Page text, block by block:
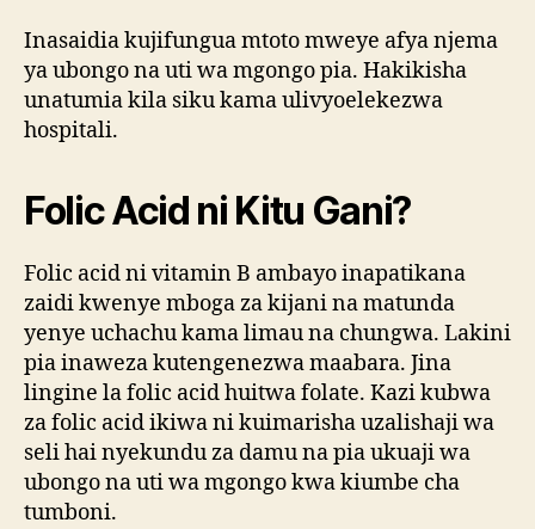
Inasaidia kujifungua mtoto mweye afya njema
ya ubongo na uti wa mgongo pia. Hakikisha
unatumia kila siku kama ulivyoelekezwa
hospitali.
Folic Acid ni Kitu Gani?
Folic acid ni vitamin B ambayo inapatikana
zaidi kwenye mboga za kijani na matunda
yenye uchachu kama limau na chungwa. Lakini
pia inaweza kutengenezwa maabara. Jina
lingine la folic acid huitwa folate. Kazi kubwa
za folic acid ikiwa ni kuimarisha uzalishaji wa
seli hai nyekundu za damu na pia ukuaji wa
ubongo na uti wa mgongo kwa kiumbe cha
tumboni.